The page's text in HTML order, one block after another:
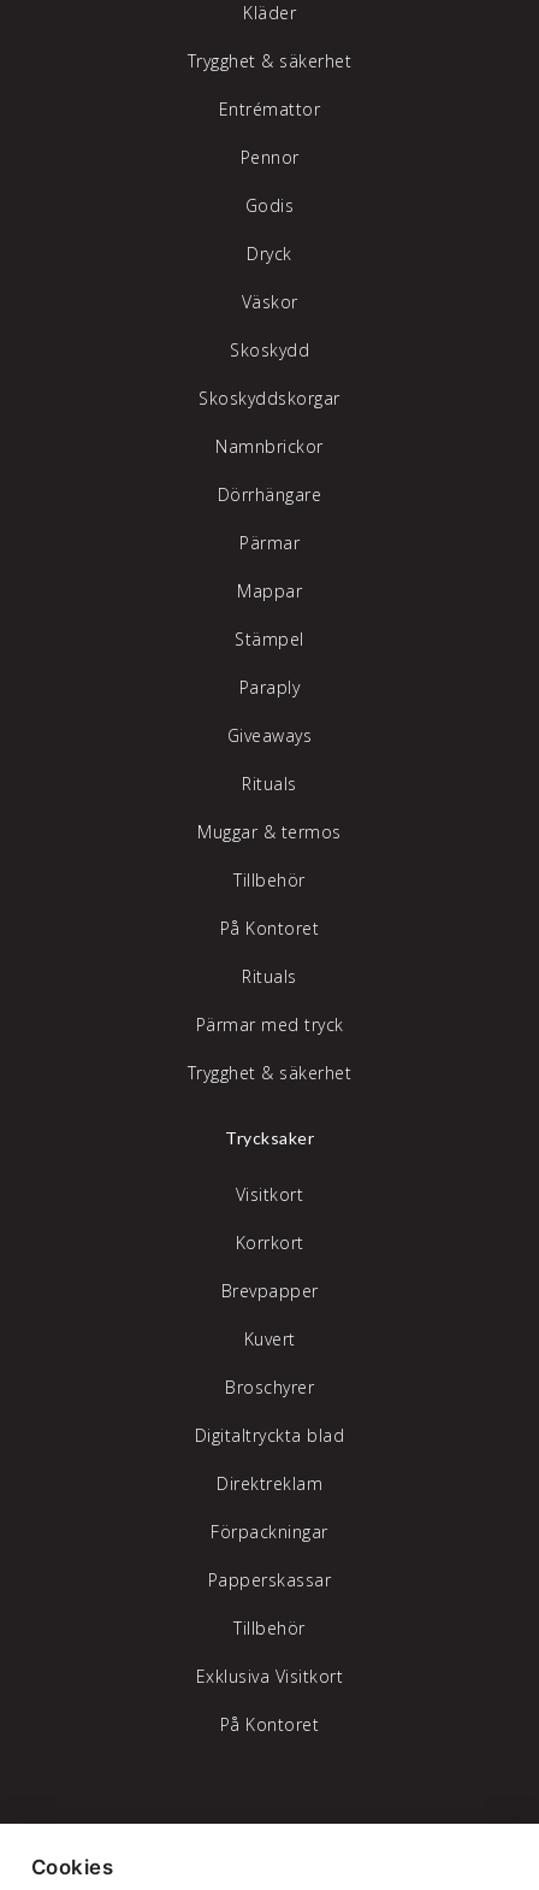
Kläder
Trygghet & säkerhet
Entrémattor
Pennor
Godis
Dryck
Väskor
Skoskydd
Skoskyddskorgar
Namnbrickor
Dörrhängare
Pärmar
Mappar
Stämpel
Paraply
Giveaways
Rituals
Muggar & termos
Tillbehör
På Kontoret
Rituals
Pärmar med tryck
Trygghet & säkerhet
Trycksaker
Visitkort
Korrkort
Brevpapper
Kuvert
Broschyrer
Digitaltryckta blad
Direktreklam
Förpackningar
Papperskassar
Tillbehör
Exklusiva Visitkort
På Kontoret
Cookies